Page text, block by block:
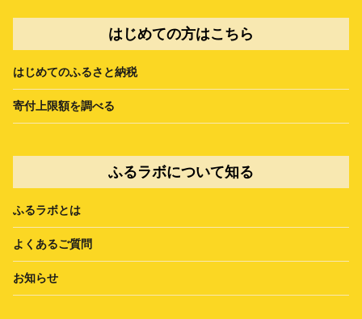
はじめての方はこちら
はじめてのふるさと納税
寄付上限額を調べる
ふるラボについて知る
ふるラボとは
よくあるご質問
お知らせ